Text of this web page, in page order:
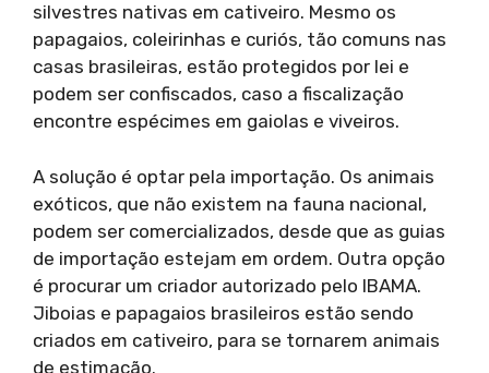
silvestres nativas em cativeiro. Mesmo os
papagaios, coleirinhas e curiós, tão comuns nas
casas brasileiras, estão protegidos por lei e
podem ser confiscados, caso a fiscalização
encontre espécimes em gaiolas e viveiros.
A solução é optar pela importação. Os animais
exóticos, que não existem na fauna nacional,
podem ser comercializados, desde que as guias
de importação estejam em ordem. Outra opção
é procurar um criador autorizado pelo IBAMA.
Jiboias e papagaios brasileiros estão sendo
criados em cativeiro, para se tornarem animais
de estimação.